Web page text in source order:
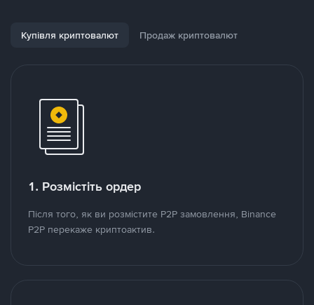
Купівля криптовалют Продаж криптовалют
1. Розмістіть ордер
Після того, як ви розмістите P2P замовлення, Binance
P2P перекаже криптоактив.